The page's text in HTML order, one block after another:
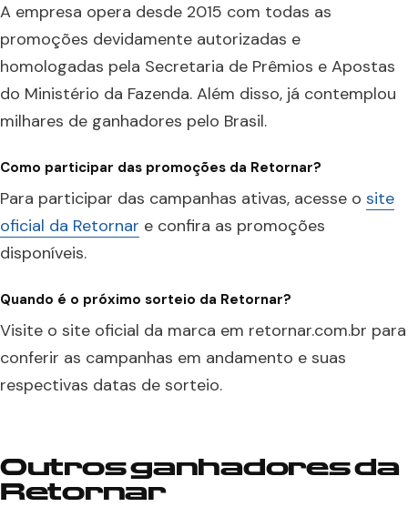
A empresa opera desde 2015 com todas as
promoções devidamente autorizadas e
homologadas pela Secretaria de Prêmios e Apostas
do Ministério da Fazenda. Além disso, já contemplou
milhares de ganhadores pelo Brasil.
Como participar das promoções da Retornar?
Para participar das campanhas ativas, acesse o site
oficial da Retornar e confira as promoções
disponíveis.
Quando é o próximo sorteio da Retornar?
Visite o site oficial da marca em retornar.com.br para
conferir as campanhas em andamento e suas
respectivas datas de sorteio.
Outros ganhadores da
Retornar